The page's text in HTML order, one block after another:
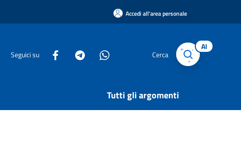
Accedi all'area personale
Seguici su Cerca
AI
Tutti gli argomenti